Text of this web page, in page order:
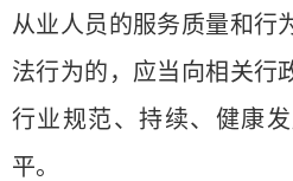
从业人员的服务质量和行
法行为的，应当向相关行
行业规范、持续、健康
平。